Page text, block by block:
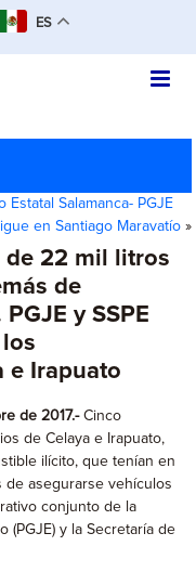
ES
Salamanca- PGJE
en Santiago Maravatío»
de 22 mil litros
de
y SSPE
e Irapuato
de 2017.-Cinco
de Celaya e Irapuato,
ilícito, que tenían en
de asegurarse vehículos
conjunto de la
(PGJE) y la Secretaría de